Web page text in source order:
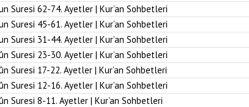
Suresi 62-74. Ayetler | Kur’an Sohbetleri
Suresi 45-61. Ayetler | Kur’an Sohbetleri
Suresi 31-44. Ayetler | Kur’an Sohbetleri
Suresi 23-30. Ayetler | Kur’an Sohbetleri
Suresi 17-22. Ayetler | Kur’an Sohbetleri
Suresi 12-16. Ayetler | Kur’an Sohbetleri
Suresi 8-11. Ayetler | Kur’an Sohbetleri